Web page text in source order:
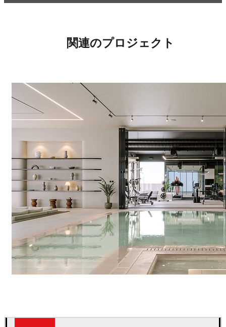
関連のプロジェクト